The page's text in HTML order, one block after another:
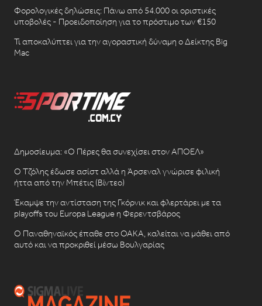
Φορολογικές δηλώσεις: Πάνω από 54.000 οι οριστικές
υποβολές - Προειδοποίηση για το πρόστιμο των €150
Τι αποκαλύπτει για την αγοραστική δύναμη ο Δείκτης Big
Mac
Δημοσίευμα: «Ο Πέρες θα συνεχίσει στον ΑΠΟΕΛ»
Ο Τζόλης έδωσε ασίστ αλλά η Άρσεναλ γνώρισε φιλική
ήττα από την Μπέτις (Βίντεο)
Έκαμψε την αντίσταση της Γκόρνικ και φλερτάρει με τα
playoffs του Europa League η Φερεντσβάρος
Ο Παναθηναϊκός έπαθε στο ΟΑΚΑ, καλείται να μάθει από
αυτό και να προκριθεί μέσω Βουλγαρίας